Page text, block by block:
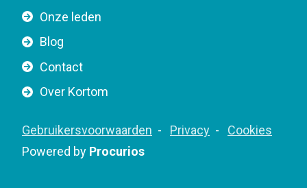
a
v
i
a
i
o
Onze leden
Blog
Contact
Over Kortom
F
o
Gebruikersvoorwaarden Privacy
Cookies
Powered by Procurios
g
t
i
o